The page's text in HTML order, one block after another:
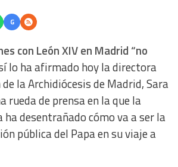
G
con León XIV en Madrid “no
lo ha afirmado hoy la directora
la Archidiócesis de Madrid, Sara
rueda de prensa en la que la
desentrañado cómo va a ser la
pública del Papa en su viaje a